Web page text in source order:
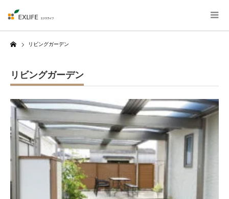
Home
リビングガーデン
リビングガーデン